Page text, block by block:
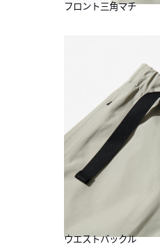
フロント三角マチ
ウエストバックル